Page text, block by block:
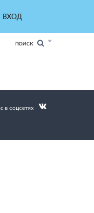
ВХОД
ПОИСК
в соцсетях